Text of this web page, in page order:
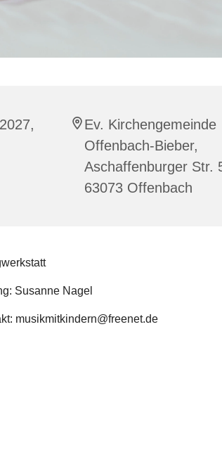
Ev. Kirchengemeinde
Offenbach-Bieber,
Aschaffenburger Str.
63073 Offenbach
Susanne Nagel
musikmitkindern@freenet.de